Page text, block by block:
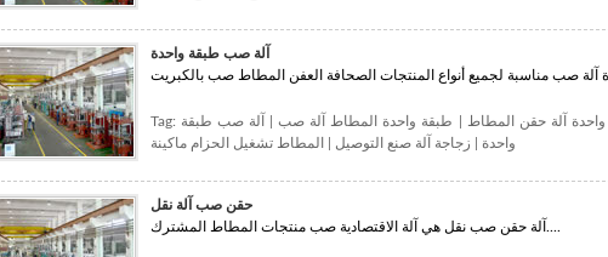
آلة صب طبقة واحدة
Tag: آلة حقن المطاط طبقة واحدة المطاط آلة صب|
آلة صب طبقة
واحدة
زجاجة آلة صنع التوصيل المطاط تشغيل الحزام ماكينة
حقن صب آلة نقل
آلة حقن صب نقل هي آلة الاقتصادية صب منتجات المطاط المشترك....